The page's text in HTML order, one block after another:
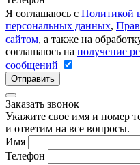
Я соглашаюсь с Политикой
персональных данных,
сайтом, а также на
соглашаюсь на получение
сообщений
Отправить
Заказать звонок
Укажите свое имя и номер
и ответим на все вопросы.
Имя
Телефон